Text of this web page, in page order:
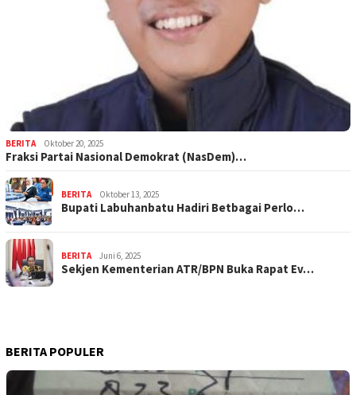
BERITA Oktober 20, 2025
Fraksi Partai Nasional Demokrat (NasDem)…
BERITA Oktober 13, 2025
Bupati Labuhanbatu Hadiri Betbagai Perlo…
BERITA Juni 6, 2025
Sekjen Kementerian ATR/BPN Buka Rapat Ev…
BERITA POPULER